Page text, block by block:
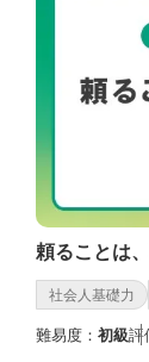
頼ることは
社会人基礎力
難易度： 初級評